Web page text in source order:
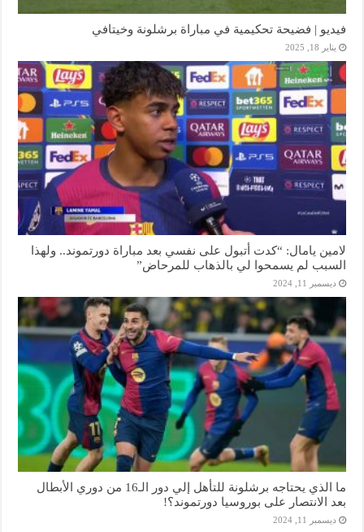
فيديو | فضيحة تحكيمية في مباراة برشلونة وخيتافي
يناير 18, 2025
لامين يامال: “كدت أتبول على نفسي بعد مباراة دورتموند.. ولهذا
السبب لم يسمحوا لي بالذهاب للمرحاض”
ديسمبر 11, 2024
ما الذي يحتاجه برشلونة للتأهل إلي دور الـ16 من دوري الأبطال
بعد الانتصار على بوروسيا دورتموند؟!
ديسمبر 11, 2024